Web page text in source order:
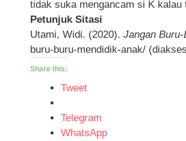
tidak suka mengancam si K kalau
Petunjuk Sitasi
Utami, Widi. (2020). Jangan
buru-buru-mendidik-anak/
Share this:
Tweet
Telegram
WhatsApp